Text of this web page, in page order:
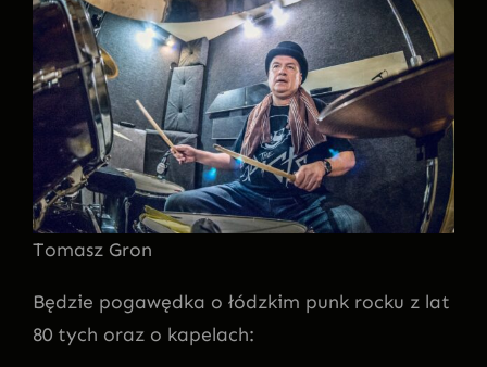
Tomasz Gron
Będzie pogawędka o łódzkim punk rocku z lat
80 tych oraz o kapelach: